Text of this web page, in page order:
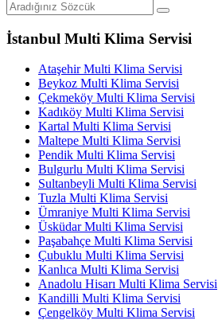
İstanbul Multi Klima Servisi
Ataşehir Multi Klima Servisi
Beykoz Multi Klima Servisi
Çekmeköy Multi Klima Servisi
Kadıköy Multi Klima Servisi
Kartal Multi Klima Servisi
Maltepe Multi Klima Servisi
Pendik Multi Klima Servisi
Bulgurlu Multi Klima Servisi
Sultanbeyli Multi Klima Servisi
Tuzla Multi Klima Servisi
Ümraniye Multi Klima Servisi
Üsküdar Multi Klima Servisi
Paşabahçe Multi Klima Servisi
Çubuklu Multi Klima Servisi
Kanlıca Multi Klima Servisi
Anadolu Hisarı Multi Klima Servisi
Kandilli Multi Klima Servisi
Çengelköy Multi Klima Servisi